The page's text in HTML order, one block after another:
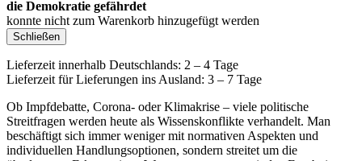
die Demokratie gefährdet
konnte nicht zum Warenkorb hinzugefügt werden
Schließen
Lieferzeit innerhalb Deutschlands: 2 – 4 Tage
Lieferzeit für Lieferungen ins Ausland: 3 – 7 Tage
Ob Impfdebatte, Corona- oder Klimakrise – viele politische
Streitfragen werden heute als Wissenskonflikte verhandelt. Man
beschäftigt sich immer weniger mit normativen Aspekten und
individuellen Handlungsoptionen, sondern streitet um die